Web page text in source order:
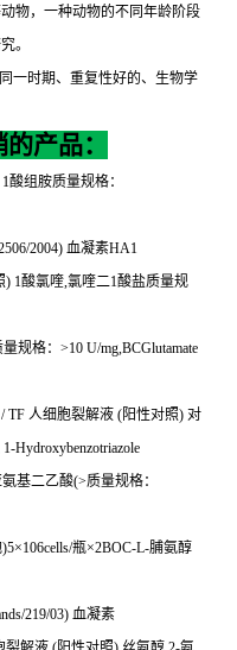
物，一种动物的不同年龄阶段
。
一时期、重复性好的、生物学
产品：
1酸组胺质量规格：
2004) 血凝素HA1
) 1酸氯喹,氯喹二1酸盐质量规
规格： >10 U/mg,BCGlutamate
TF 人细胞裂解液 (阳性对照) 对
Hydroxybenzotriazole
基二乙酸(>质量规格：
)5×106cells/瓶×2BOC-L-脯氨醇
219/03) 血凝素